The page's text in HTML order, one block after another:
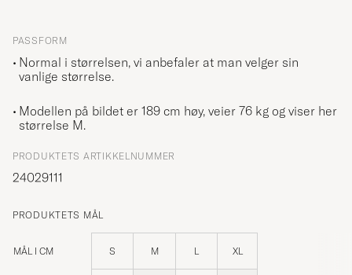
PASSFORM
Normal i størrelsen, vi anbefaler at man velger sin
vanlige størrelse.
Modellen på bildet er 189 cm høy, veier 76 kg og viser her
størrelse M.
PRODUKTETS ARTIKKELNUMMER
24029111
PRODUKTETS MÅL
MÅL I CM S M L XL